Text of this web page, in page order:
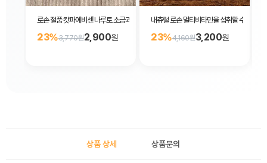
로손 절품 캇파에비센 나루토 소금과 가리비맛 56g
23%3,770원2,900원
내츄럴 로손 멀티비타민을 섭취할 수 있는
23%4,160원3,200원
상품 상세 상품문의